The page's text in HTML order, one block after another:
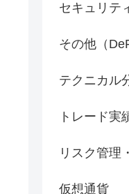
セキュリテ
その他（
テクニカル
トレード実
リスク管理
仮想通貨